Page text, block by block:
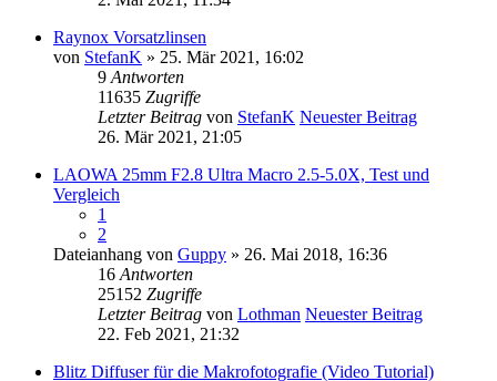
Raynox Vorsatzlinsen
von StefanK » 25. Mär 2021, 16:02
9 Antworten
11635 Zugriffe
Letzter Beitrag von StefanK Neuester Beitrag
26. Mär 2021, 21:05
LAOWA 25mm F2.8 Ultra Macro 2.5-5.0X, Test und
Vergleich
1
2
Dateianhang von Guppy » 26. Mai 2018, 16:36
16 Antworten
25152 Zugriffe
Letzter Beitrag von Lothman Neuester Beitrag
22. Feb 2021, 21:32
Blitz Diffuser für die Makrofotografie (Video Tutorial)